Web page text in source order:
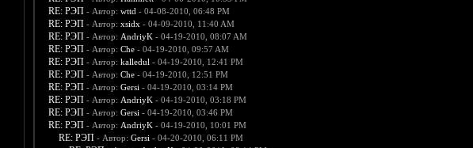
RE: РЭП - Автор: wttd - 04-08-2010, 06:48 PM
RE: РЭП - Автор: xsidx - 04-09-2010, 11:40 AM
RE: РЭП - Автор: AndriyK- 04-19-2010, 08:07 AM
RE: РЭП - Автор: Che- 04-19-2010, 09:57 AM
RE: РЭП - Автор: kalledul - 04-19-2010, 12:41 PM
RE: РЭП - Автор: Che- 04-19-2010, 12:51 PM
RE: РЭП - Автор: Gersi - 04-19-2010, 03:14 PM
RE: РЭП - Автор: AndriyK- 04-19-2010, 03:18 PM
RE: РЭП - Автор: Gersi - 04-19-2010, 03:46 PM
RE: РЭП - Автор: AndriyK- 04-19-2010, 10:01 PM
RE: РЭП - Автор: Gersi - 04-20-2010, 06:11 PM